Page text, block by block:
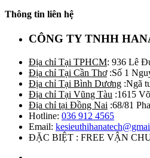
Thông tin liên hệ
CÔNG TY TNHH
Địa chỉ Tại TPHCM: 936 Lê
Địa chỉ Tại Cần Thơ:Số 1
Địa chỉ Tại Bình Dương :Ngã
Địa chỉ Tại Vũng Tàu :1615
Địa chỉ tại Đồng Nai :68/81
Hotline: 036 912 4565
Email:
ĐẶC BIỆT : FREE VẬN